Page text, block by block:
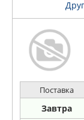
Поставка
Завтра